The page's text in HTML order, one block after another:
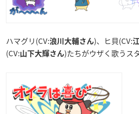
ハマグリ(CV:浪川大輔さん)、ヒ貝(CV:
(CV:山下大輝さん)たちがウザく歌うス